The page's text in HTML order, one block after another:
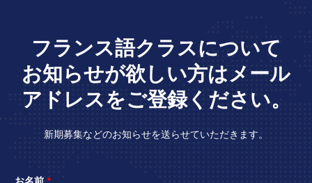
フランス語クラスについて
お知らせが欲しい方はメール
アドレスをご登録ください。
新期募集などのお知らせを送らせていただきます。